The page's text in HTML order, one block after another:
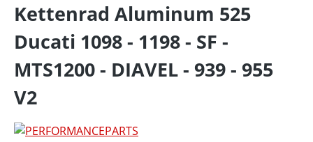
Kettenrad Aluminum 525
Ducati 1098 - 1198 - SF -
MTS1200 - DIAVEL - 939 - 955
V2